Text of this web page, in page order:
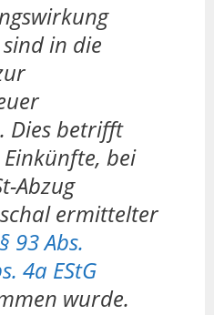
in die
Dies betrifft
bei
Abzug
ermittelter
§ 93 Abs.
4a EStG
wurde.